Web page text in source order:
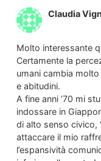
Claudia
Molto interessante
Certamente la
umani cambia
e abitudini.
A fine anni ’70 mi
indossare in
di alto senso civico,
attaccare il mio
l’espansività